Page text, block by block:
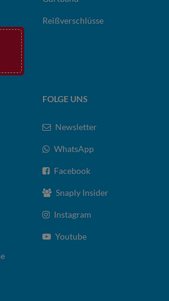
Reißverschlüsse
FOLGE UNS
Newsletter
WhatsApp
Facebook
Snaply Insider
Instagram
Youtube